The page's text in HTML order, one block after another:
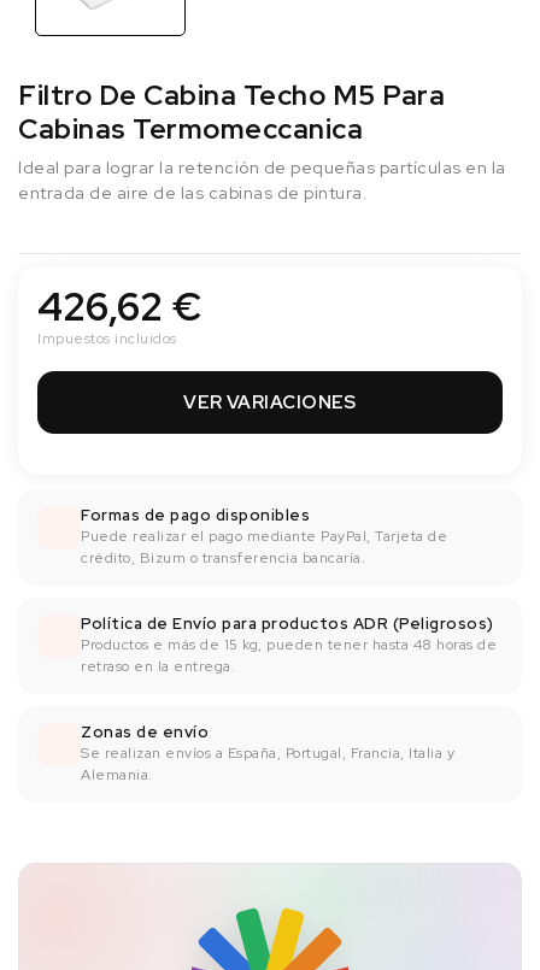
Filtro De Cabina Techo M5 Para
Cabinas Termomeccanica
Ideal para lograr la retención de pequeñas partículas en la
entrada de aire de las cabinas de pintura.
426,62 €
Impuestos incluidos
VER VARIACIONES
Formas de pago disponibles
Puede realizar el pago mediante PayPal, Tarjeta de
crédito, Bizum o transferencia bancaría.
Política de Envío para productos ADR (Peligrosos)
Productos e más de 15 kg, pueden tener hasta 48 horas de
retraso en la entrega.
Zonas de envío
Se realizan envíos a España, Portugal, Francia, Italia y
Alemania.